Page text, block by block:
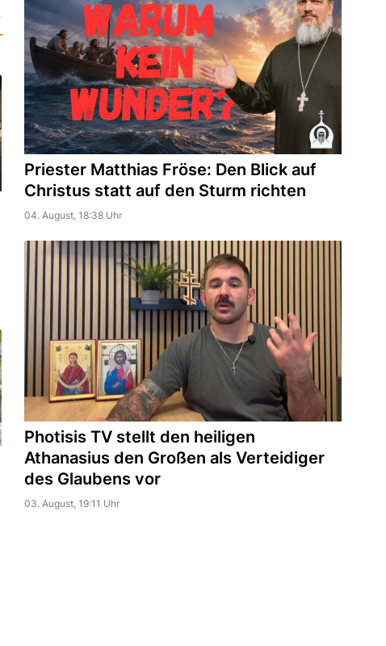
Priester Matthias Fröse: Den Blick auf
Christus statt auf den Sturm richten
04. August, 18:38 Uhr
Photisis TV stellt den heiligen
Athanasius den Großen als Verteidiger
des Glaubens vor
03. August, 19:11 Uhr